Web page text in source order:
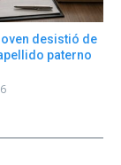
desistió de
paterno